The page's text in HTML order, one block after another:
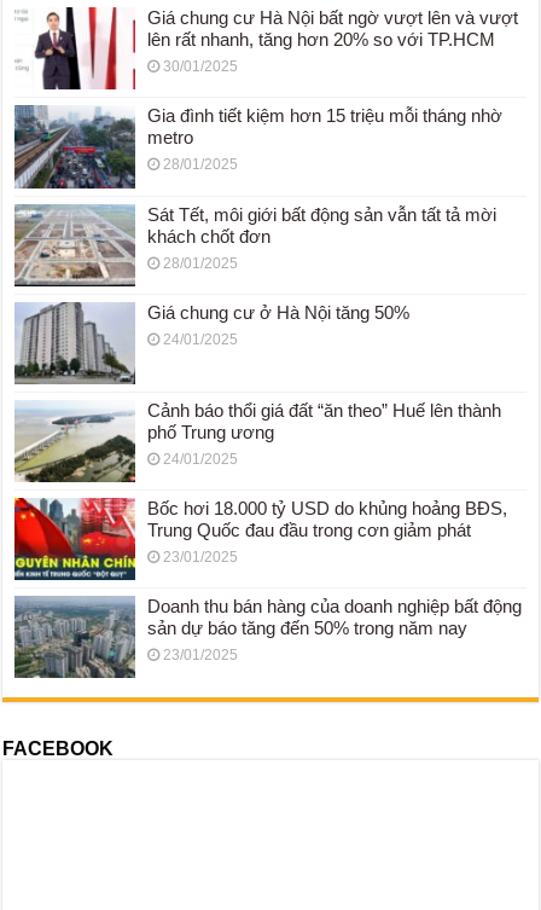
Giá chung cư Hà Nội bất ngờ vượt lên và vượt
lên rất nhanh, tăng hơn 20% so với TP.HCM
30/01/2025
Gia đình tiết kiệm hơn 15 triệu mỗi tháng nhờ
metro
28/01/2025
Sát Tết, môi giới bất động sản vẫn tất tả mời
khách chốt đơn
28/01/2025
Giá chung cư ở Hà Nội tăng 50%
24/01/2025
Cảnh báo thổi giá đất “ăn theo” Huế lên thành
phố Trung ương
24/01/2025
Bốc hơi 18.000 tỷ USD do khủng hoảng BĐS,
Trung Quốc đau đầu trong cơn giảm phát
23/01/2025
Doanh thu bán hàng của doanh nghiệp bất động
sản dự báo tăng đến 50% trong năm nay
23/01/2025
FACEBOOK